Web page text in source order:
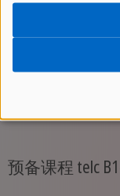
我们的商务
到语言要求做
预备课程 telc